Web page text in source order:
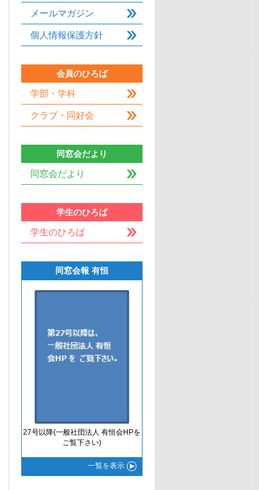
メールマガジン
個人情報保護方針
会員のひろば
学部・学科
クラブ・同好会
同窓会だより
同窓会だより
学生のひろば
学生のひろば
同窓会報 有恒
27号以降(一般社団法人 有恒会HPを
ご覧下さい)
一覧を表示